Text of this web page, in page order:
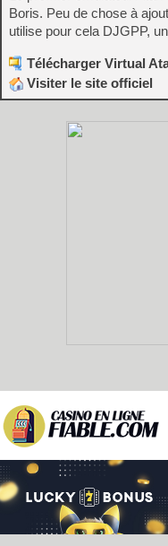
Boris. Peu de chose à
utilise pour cela DJGPP,
Télécharger Virtual
Visiter le site officiel